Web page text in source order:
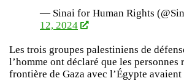
— Sinai for Human Rights
12, 2024
Les trois groupes palestiniens de
l’homme ont déclaré que les personnes
frontière de Gaza avec l’Égypte